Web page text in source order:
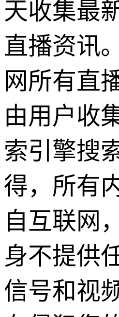
天收集最
直播资讯
网所有直
由用户收
索引擎搜
得，所有
自互联网
身不提供
信号和视